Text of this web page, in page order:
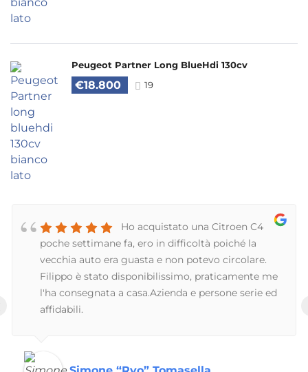
Peugeot Partner Long BlueHdi 130cv
€18.800 19
Ho acquistato una Citroen C4
poche settimane fa, ero in difficoltà poiché la
vecchia auto era guasta e non potevo circolare.
Filippo è stato disponibilissimo, praticamente me
l'ha consegnata a casa.Azienda e persone serie ed
affidabili.